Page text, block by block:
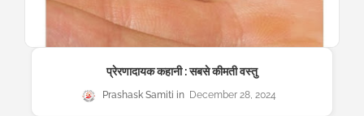
प्रेरणादायक कहानी : सबसे कीमती वस्तु
Prashask Samiti December 28, 2024